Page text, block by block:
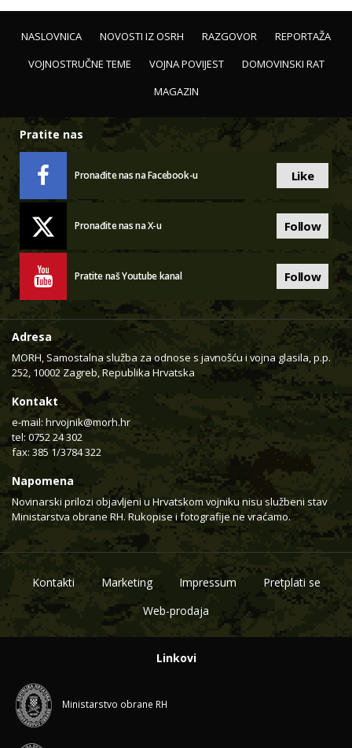
NASLOVNICA NOVOSTI IZ OSRH RAZGOVOR
REPORTAŽA
VOJNOSTRUČNE TEME
VOJNA POVIJEST
DOMOVINSKI RAT
MAGAZIN
Pratite nas
Pronađite nas na Facebook-u Like
Pronađite nas na X-u Follow
Pratite naš Youtube kanal Follow
Adresa
MORH, Samostalna služba za odnose s javnošću i vojna glasila, p.p.
252, 10002 Zagreb, Republika Hrvatska
Kontakt
e-mail: hrvojnik@morh.hr
tel: 0752 24 302
fax: 385 1/3784 322
Napomena
Novinarski prilozi objavljeni u Hrvatskom vojniku nisu službeni stav
Ministarstva obrane RH. Rukopise i fotografije ne vraćamo.
Kontakti Marketing Impressum
Pretplati se
Web-prodaja
Linkovi
Ministarstvo obrane RH